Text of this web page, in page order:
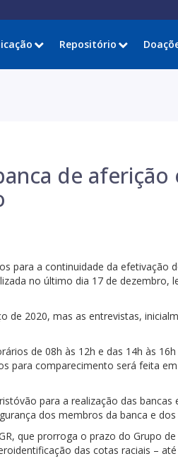
Repositório
de aferição
para a continuidade da efetivação
no último dia 17 de dezembro,
2020, mas as entrevistas,
de 08h às 12h e das 14h às
para comparecimento será feita
para a realização das
dos membros da banca e
que prorroga o prazo do Grupo
das cotas raciais –